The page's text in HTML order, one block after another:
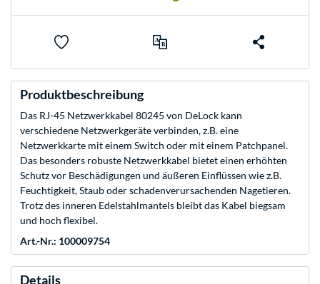
Produktbeschreibung
Das RJ-45 Netzwerkkabel 80245 von DeLock kann
verschiedene Netzwerkgeräte verbinden, z.B. eine
Netzwerkkarte mit einem Switch oder mit einem Patchpanel.
Das besonders robuste Netzwerkkabel bietet einen erhöhten
Schutz vor Beschädigungen und äußeren Einflüssen wie z.B.
Feuchtigkeit, Staub oder schadenverursachenden Nagetieren.
Trotz des inneren Edelstahlmantels bleibt das Kabel biegsam
und hoch flexibel.
Art.-Nr.: 100009754
Details